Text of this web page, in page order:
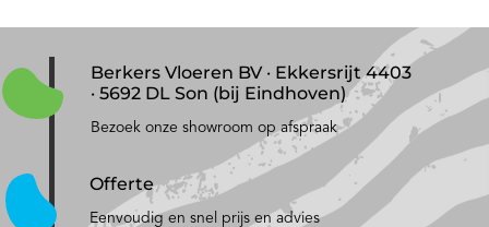
Berkers Vloeren BV · Ekkersrijt 4403
· 5692 DL Son (bij Eindhoven)
Bezoek onze showroom op afspraak
Offerte
Eenvoudig en snel prijs en advies